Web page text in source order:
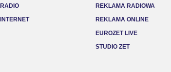
RADIO
INTERNET
REKLAMA RADIOWA
REKLAMA ONLINE
EUROZET LIVE
STUDIO ZET